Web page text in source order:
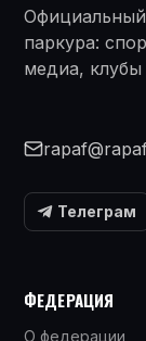
паркура:
медиа,
Телеграм
ФЕДЕРАЦИЯ
О федерации